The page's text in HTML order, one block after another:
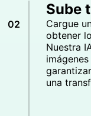
02
Sube
Cargue
obtener
Nuestra
una